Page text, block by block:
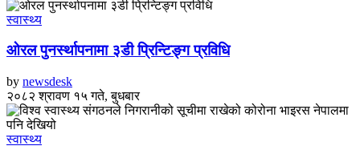
स्वास्थ्य
ओरल पुनर्स्थापनामा ३डी प्रिन्टिङ्ग प्रविधि
by newsdesk
२०८२ श्रावण १५ गते, बुधबार
स्वास्थ्य